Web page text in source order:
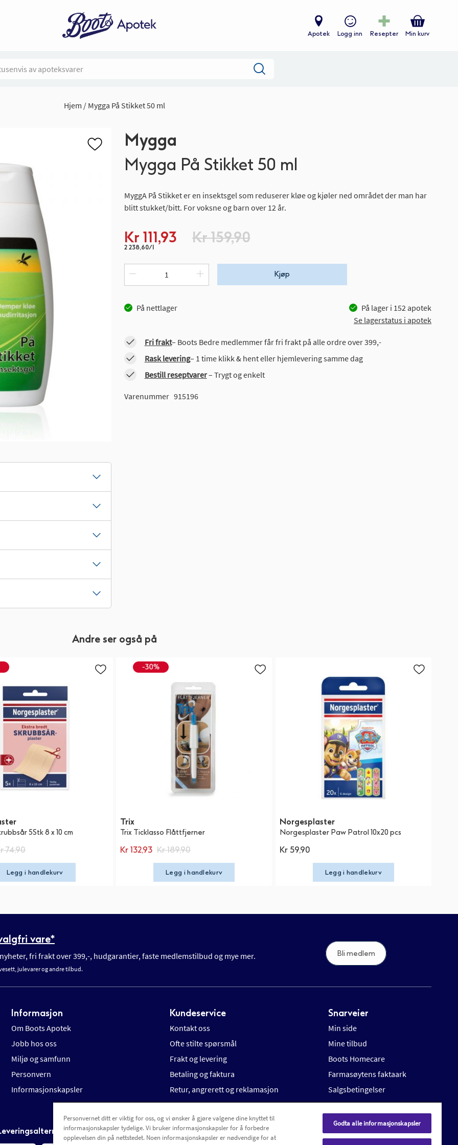
Apotek Logg inn Resepter Min kurv
Hjem Mygga På Stikket 50 ml
Mygga
Mygga På Stikket 50 ml
MyggA På Stikket er en insektsgel som reduserer kløe og kjøler ned området der man har
blitt stukket/bitt. For voksne og barn over 12 år.
Spesialpris
Kr 111,93 Kr 159,90
2 238,60/l
Kjøp
På nettlager På lager i 152apotek
Se lagerstatus i apotek
Fri frakt– Boots Bedre medlemmer får fri frakt på alle ordre over 399,-
Rask levering– 1 time klikk & hent eller hjemlevering samme dag
Bestill reseptvarer– Trygt og enkelt
Varenummer 915196
Andre ser også på
5Stk 8 x 10 cm
74,90
Legg i handlekurv
Trix
Trix Ticklasso Flåttfjerner
Kr 132,93 Kr 189,90
Legg i handlekurv
Norgesplaster
Norgesplaster Paw Patrol 10x20 pcs
Kr 59,90
Legg i handlekurv
vare*
fri frakt over 399,-, hudgarantier, faste medlemstilbud og mye mer.
julevarer og andre tilbud.
Bli medlem
Informasjon
Om Boots Apotek
Jobb hos oss
Miljø og samfunn
Personvern
Informasjonskapsler
Kundeservice
Kontakt oss
Ofte stilte spørsmål
Frakt og levering
Betaling og faktura
Retur, angrerett og reklamasjon
Snarveier
Min side
Mine tilbud
Boots Homecare
Farmasøytens faktaark
Salgsbetingelser
Personvernet ditt er viktig for oss, og vi ønsker å gjøre valgene dine knyttet til
informasjonskapsler tydelige. Vi bruker informasjonskapsler for å forbedre
opplevelsen din på nettstedet. Noen informasjonskapsler er nødvendige for at
Godta alle informasjonskapsler